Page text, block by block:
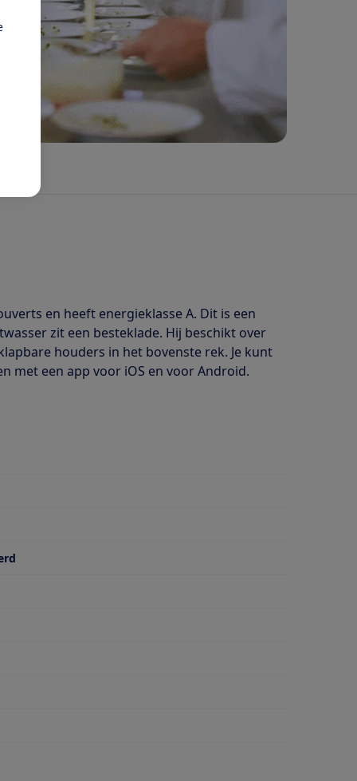
en heeft energieklasse A. Dit is een
zit een besteklade. Hij beschikt over
houders in het bovenste rek. Je kunt
met een app voor iOS en voor Android.